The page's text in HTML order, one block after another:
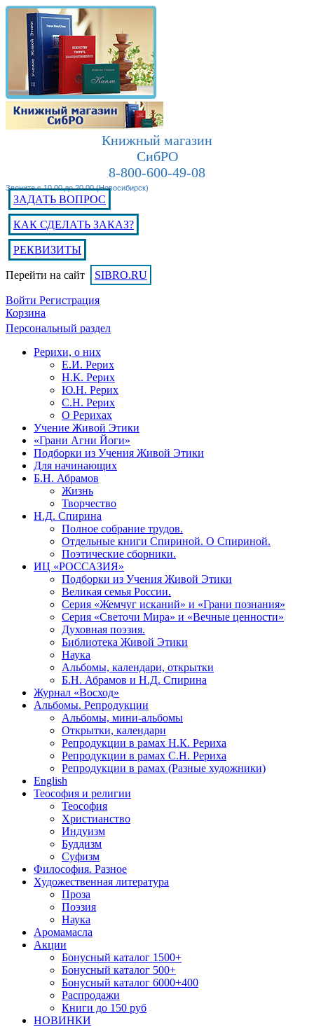
Книжный магазин
СибРО
8-800-600-49-08
Звоните с 10.00 до 20.00 (Новосибирск)
ЗАДАТЬ ВОПРОС
КАК СДЕЛАТЬ ЗАКАЗ?
РЕКВИЗИТЫ
Перейти на сайт SIBRO.RU
Войти Регистрация
Корзина
Персональный раздел
Рерихи, о них
Е.И. Рерих
Н.К. Рерих
Ю.Н. Рерих
С.Н. Рерих
О Рерихах
Учение Живой Этики
«Грани Агни Йоги»
Подборки из Учения Живой Этики
Для начинающих
Б.Н. Абрамов
Жизнь
Творчество
Н.Д. Спирина
Полное собрание трудов.
Отдельные книги Спириной. О Спириной.
Поэтические сборники.
ИЦ «РОССАЗИЯ»
Подборки из Учения Живой Этики
Великая семья России.
Серия «Жемчуг исканий» и «Грани познания»
Серия «Светочи Мира» и «Вечные ценности»
Духовная поэзия.
Библиотека Живой Этики
Наука
Альбомы, календари, открытки
Б.Н. Абрамов и Н.Д. Спирина
Журнал «Восход»
Альбомы. Репродукции
Альбомы, мини-альбомы
Открытки, календари
Репродукции в рамах Н.К. Рериха
Репродукции в рамах С.Н. Рериха
Репродукции в рамах (Разные художники)
English
Теософия и религии
Теософия
Христианство
Индуизм
Буддизм
Суфизм
Философия. Разное
Художественная литература
Проза
Поэзия
Наука
Аромамасла
Акции
Бонусный каталог 1500+
Бонусный каталог 500+
Бонусный каталог 6000+400
Распродажи
Книги до 150 руб
НОВИНКИ